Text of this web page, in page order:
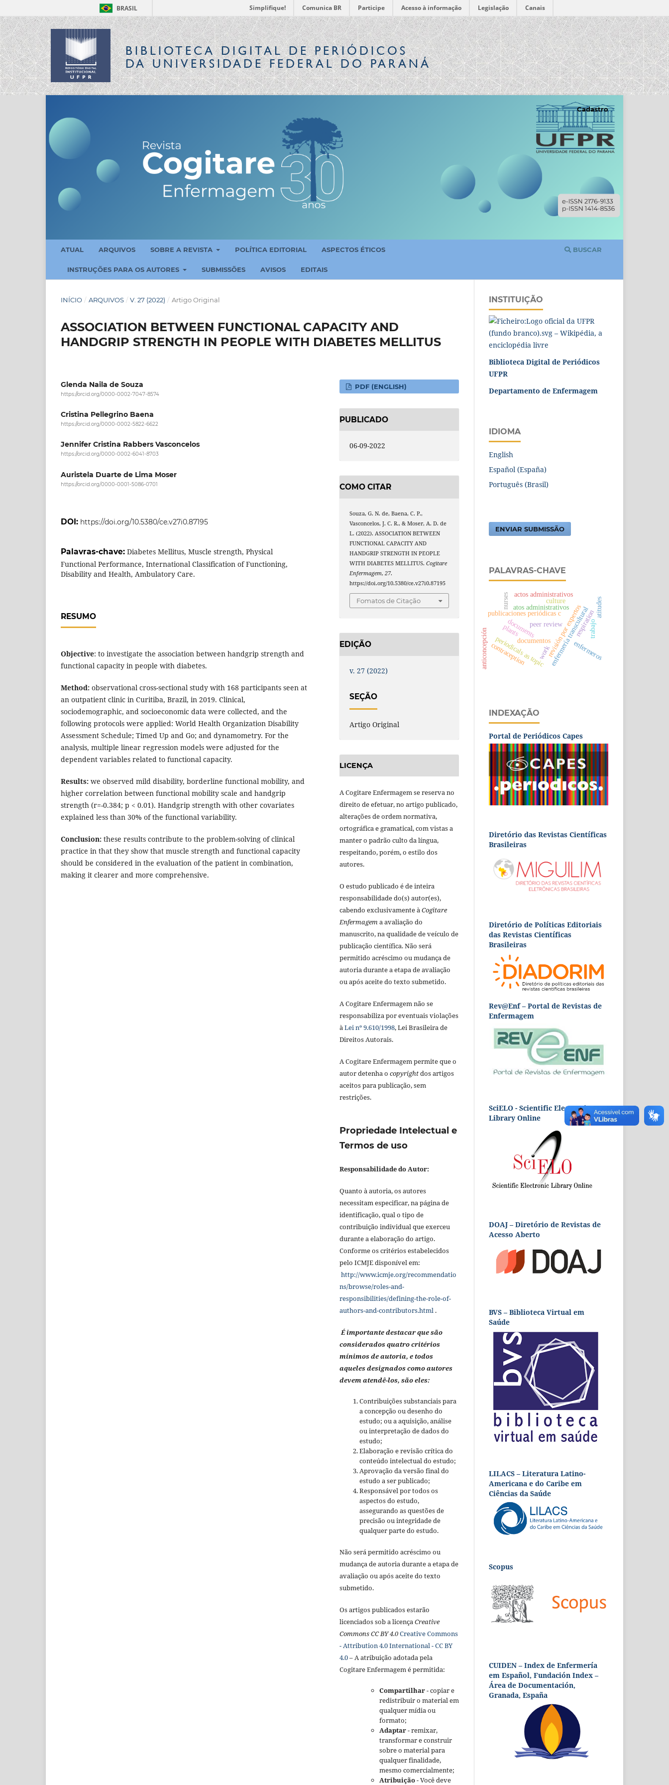
BRASIL Simplifique! Comunica BR Participe Acesso à informação Legislação Canais
BIBLIOTECA DIGITALDE PERIÓDICOS
DA UNIVERSIDADE FEDERAL DO PARANÁ
ATUAL ARQUIVOS SOBRE A REVISTA POLÍTICA EDITORIAL ASPECTOS ÉTICOS
INSTRUÇÕES PARA OS AUTORES SUBMISSÕES AVISOS EDITAIS
BUSCAR
Cadastro
INÍCIO / ARQUIVOS / V. 27 (2022) / Artigo Original
ASSOCIATION BETWEEN FUNCTIONAL CAPACITY AND
HANDGRIP STRENGTH IN PEOPLE WITH DIABETES MELLITUS
Glenda Naila de Souza
https://orcid.org/0000-0002-7047-8574
Cristina Pellegrino Baena
https://orcid.org/0000-0002-5822-6622
Jennifer Cristina Rabbers Vasconcelos
https://orcid.org/0000-0002-6041-8703
Auristela Duarte de Lima Moser
https://orcid.org/0000-0001-5086-0701
DOI: https://doi.org/10.5380/ce.v27i0.87195
Palavras-chave: Diabetes Mellitus, Muscle strength, Physical
Functional Performance, International Classification of Functioning,
Disability and Health, Ambulatory Care.
RESUMO
Objective: to investigate the association between handgrip strength and
functional capacity in people with diabetes.
Method: observational cross-sectional study with 168 participants seen at
an outpatient clinic in Curitiba, Brazil, in 2019. Clinical,
sociodemographic, and socioeconomic data were collected, and the
following protocols were applied: World Health Organization Disability
Assessment Schedule; Timed Up and Go; and dynamometry. For the
analysis, multiple linear regression models were adjusted for the
dependent variables related to functional capacity.
Results: we observed mild disability, borderline functional mobility, and
higher correlation between functional mobility scale and handgrip
strength (r=-0.384; p < 0.01). Handgrip strength with other covariates
explained less than 30% of the functional variability.
Conclusion: these results contribute to the problem-solving of clinical
practice in that they show that muscle strength and functional capacity
should be considered in the evaluation of the patient in combination,
making it clearer and more comprehensive.
PDF (ENGLISH)
PUBLICADO
06-09-2022
COMO CITAR
Souza, G. N. de, Baena, C. P.,
Vasconcelos, J. C. R., & Moser, A. D. de
L. (2022). ASSOCIATION BETWEEN
FUNCTIONAL CAPACITY AND
HANDGRIP STRENGTH IN PEOPLE
WITH DIABETES MELLITUS.Cogitare
Enfermagem,27.
https://doi.org/10.5380/ce.v27i0.87195
Fomatos de Citação
EDIÇÃO
v. 27 (2022)
SEÇÃO
Artigo Original
LICENÇA
A Cogitare Enfermagem se reserva no
direito de efetuar, no artigo publicado,
alterações de ordem normativa,
ortográfica e gramatical, com vistas a
manter o padrão culto da língua,
respeitando, porém, o estilo dos
autores.
O estudo publicado é de inteira
responsabilidade do(s) autor(es),
cabendo exclusivamente àCogitare
Enfermagema avaliação do
manuscrito, na qualidade de veículo de
publicação científica. Não será
permitido acréscimo ou mudança de
autoria durante a etapa de avaliação
ou após aceite do texto submetido.
A Cogitare Enfermagem não se
responsabiliza por eventuais violações
àLei nº 9.610/1998, Lei Brasileira de
Direitos Autorais.
A Cogitare Enfermagem permite que o
autor detenha o copyrightdos artigos
aceitos para publicação, sem
restrições.
Propriedade Intelectual e
Termos de uso
Responsabilidade do Autor:
Quanto à autoria, os autores
necessitam especificar, na página de
identificação, qual o tipo de
contribuição individual que exerceu
durante a elaboração do artigo.
Conforme os critérios estabelecidos
pelo ICMJE disponível em:
http://www.icmje.org/recommendatio
ns/browse/roles-and-
responsibilities/defining-the-role-of-
authors-and-contributors.html .
É importante destacar que são
considerados quatro critérios
mínimos de autoria, e todos
aqueles designados como autores
devem atendê-los, são eles:
Contribuições substanciais para
a concepção ou desenho do
estudo; ou a aquisição, análise
ou interpretação de dados do
estudo;
Elaboração e revisão crítica do
conteúdo intelectual do estudo;
Aprovação da versão final do
estudo a ser publicado;
Responsável por todos os
aspectos do estudo,
assegurando as questões de
precisão ou integridade de
qualquer parte do estudo.
Não será permitido acréscimo ou
mudança de autoria durante a etapa de
avaliação ou após aceite do texto
submetido.
Os artigos publicados estarão
licenciados sob a licença Creative
Commons CC BY 4.0Creative Commons
- Attribution 4.0 International - CC BY
4.0– A atribuição adotada pela
Cogitare Enfermagem é permitida:
Compartilhar- copiar e
redistribuir o material em
qualquer mídia ou
formato;
Adaptar- remixar,
transformar e construir
sobre o material para
qualquer finalidade,
mesmo comercialmente;
Atribuição- Você deve
INSTITUIÇÃO
Biblioteca Digital de Periódicos
UFPR
Departamento de Enfermagem
IDIOMA
English
Español (España)
Português (Brasil)
ENVIAR SUBMISSÃO
PALAVRAS-CHAVE
documentos
periodicals as topicrevisión por expertos
publicaciones periódicas cenfermería transcultural
contraception
anticoncepción
atos administrativos
peer review
documents
nurses actos administrativos
enfermeros
respiration
atitudes
culture
plants
work
trabajo
INDEXAÇÃO
Portal de Periódicos Capes
Diretório das Revistas Científicas
Brasileiras
Diretório de Políticas Editoriais
das Revistas Científicas
Brasileiras
Rev@Enf – Portal de Revistas de
Enfermagem
SciELO - Scientific Electronic
Library Online
DOAJ – Diretório de Revistas de
Acesso Aberto
BVS – Biblioteca Virtual em
Saúde
LILACS – Literatura Latino-
Americana e do Caribe em
Ciências da Saúde
Scopus
CUIDEN – Index de Enfermería
em Español, Fundación Index –
Área de Documentación,
Granada, España